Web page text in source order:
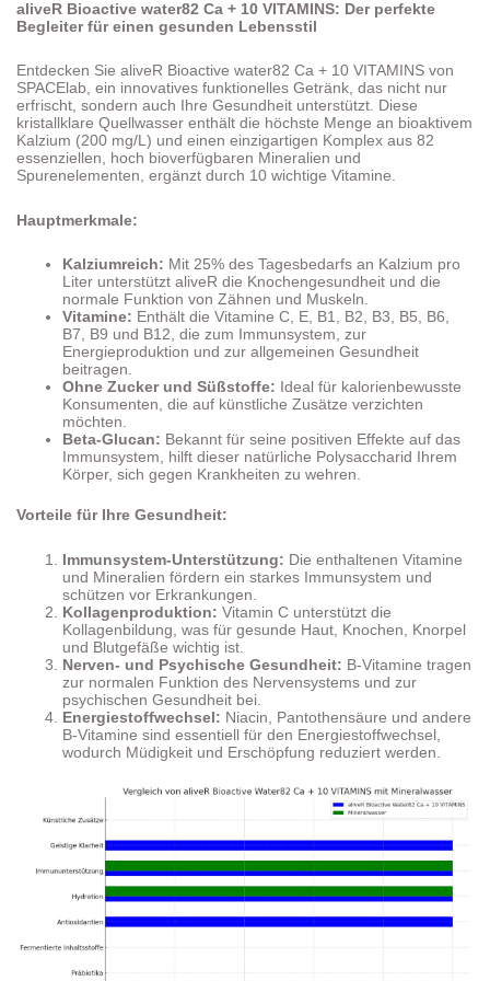
aliveR Bioactive water82 Ca + 10 VITAMINS: Der perfekte
Begleiter für einen gesunden Lebensstil
Entdecken Sie aliveR Bioactive water82 Ca + 10 VITAMINS von
SPACElab, ein innovatives funktionelles Getränk, das nicht nur
erfrischt, sondern auch Ihre Gesundheit unterstützt. Diese
kristallklare Quellwasser enthält die höchste Menge an bioaktivem
Kalzium (200 mg/L) und einen einzigartigen Komplex aus 82
essenziellen, hoch bioverfügbaren Mineralien und
Spurenelementen, ergänzt durch 10 wichtige Vitamine.
Hauptmerkmale:
Kalziumreich: Mit 25% des Tagesbedarfs an Kalzium pro
Liter unterstützt aliveR die Knochengesundheit und die
normale Funktion von Zähnen und Muskeln.
Vitamine: Enthält die Vitamine C, E, B1, B2, B3, B5, B6,
B7, B9 und B12, die zum Immunsystem, zur
Energieproduktion und zur allgemeinen Gesundheit
beitragen.
Ohne Zucker und Süßstoffe: Ideal für kalorienbewusste
Konsumenten, die auf künstliche Zusätze verzichten
möchten.
Beta-Glucan: Bekannt für seine positiven Effekte auf das
Immunsystem, hilft dieser natürliche Polysaccharid Ihrem
Körper, sich gegen Krankheiten zu wehren.
Vorteile für Ihre Gesundheit:
Immunsystem-Unterstützung: Die enthaltenen Vitamine
und Mineralien fördern ein starkes Immunsystem und
schützen vor Erkrankungen.
Kollagenproduktion: Vitamin C unterstützt die
Kollagenbildung, was für gesunde Haut, Knochen, Knorpel
und Blutgefäße wichtig ist.
Nerven- und Psychische Gesundheit: B-Vitamine tragen
zur normalen Funktion des Nervensystems und zur
psychischen Gesundheit bei.
Energiestoffwechsel: Niacin, Pantothensäure und andere
B-Vitamine sind essentiell für den Energiestoffwechsel,
wodurch Müdigkeit und Erschöpfung reduziert werden.